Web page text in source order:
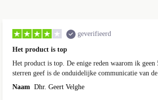
geverifieerd
Het product is top
Het product is top. De enige reden waarom ik geen 5
sterren geef is de onduidelijke communicatie van de
levering.
Naam Dhr. Geert Velghe